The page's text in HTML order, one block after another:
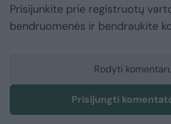
Prisijunkite prie registruotų
bendruomenės ir bendraukite
Rodyti
Prisijungti